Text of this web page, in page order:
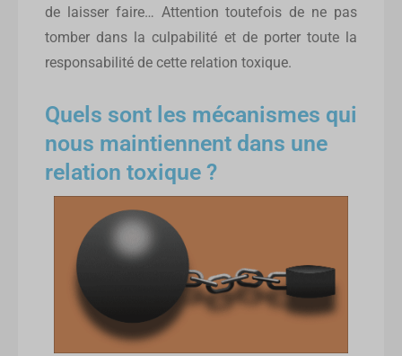
de laisser faire… Attention toutefois de ne pas
tomber dans la culpabilité et de porter toute la
responsabilité de cette relation toxique.
Quels sont les mécanismes qui
nous maintiennent dans une
relation toxique ?